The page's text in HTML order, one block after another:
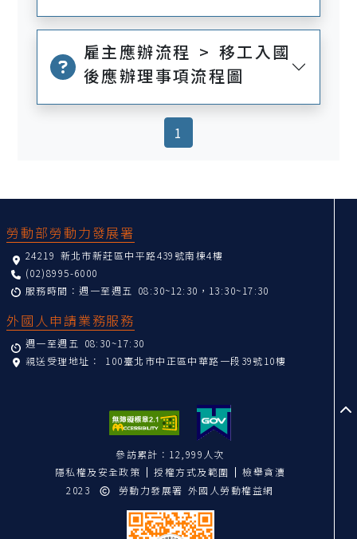
雇主應辦流程 > 移工入國
後應辦理事項流程圖
1
勞動部勞動力發展署
24219 新北市新莊區中平路439號南棟4樓
(02)8995-6000
服務時間：週一至週五 08:30~12:30，13:30~17:30
外國人申請業務服務
週一至週五 08:30~17:30
親送受理地址： 100臺北市中正區中華路一段39號10樓
參訪累計：12,999人次
隱私權及安全政策
授權方式及範圍
檢舉貪瀆
2023
勞動力發展署 外國人勞動權益網
至